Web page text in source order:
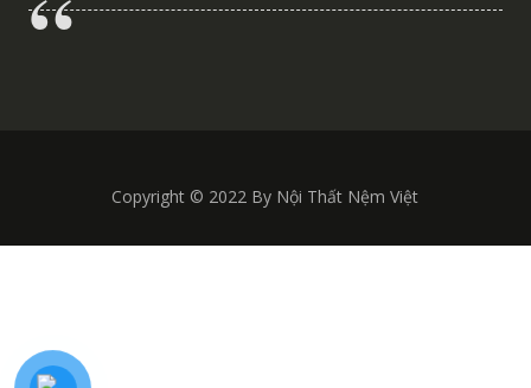
Copyright © 2022 By Nội Thất Nệm Việt